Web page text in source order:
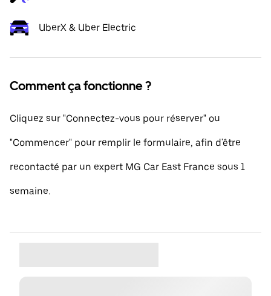
UberX & Uber Electric
Comment ça fonctionne ?
Cliquez sur "Connectez-vous pour réserver" ou
"Commencer" pour remplir le formulaire, afin d'être
recontacté par un expert MG Car East France sous 1
semaine.